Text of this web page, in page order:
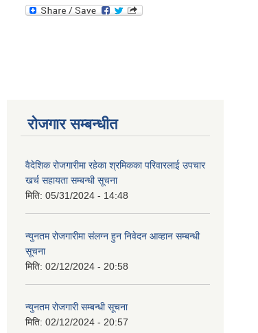
रोजगार सम्बन्धीत
वैदेशिक रोजगारीमा रहेका श्रमिकका परिवारलाई उपचार
खर्च सहायता सम्बन्धी सूचना
मिति: 05/31/2024 - 14:48
न्युनतम रोजगारीमा संलग्न हुन निवेदन आव्हान सम्बन्धी
सूचना
मिति: 02/12/2024 - 20:58
न्युनतम रोजगारी सम्बन्धी सूचना
मिति: 02/12/2024 - 20:57